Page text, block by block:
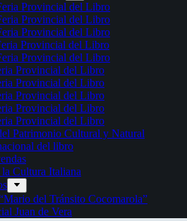
Provincial del Libro
Provincial del Libro
Provincial del Libro
Provincial del Libro
Provincial del Libro
Provincial del Libro
Provincial del Libro
Provincial del Libro
Provincial del Libro
Provincial del Libro
Patrimonio Cultural y Natural
del libro
la Cultura Italiana
del Tránsito Cocomarola”
Juan de Vera